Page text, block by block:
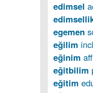
edimsel
egemen
eğilim
eğinim
eğitbilim
eğitim